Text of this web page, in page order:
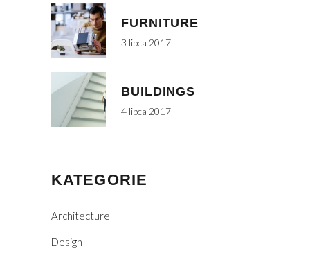
FURNITURE
3 lipca 2017
BUILDINGS
4 lipca 2017
KATEGORIE
Architecture
Design